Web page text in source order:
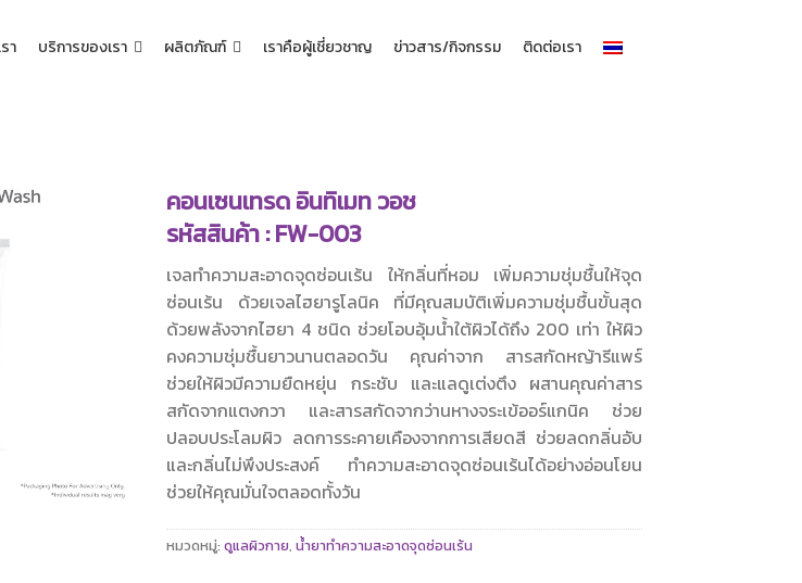
า บริการของเรา ผลิตภัณฑ์ เราคือผู้เชี่ยวชาญ ข่าวสาร/กิจกรรม ติดต่อเรา
คอนเซนเทรด อินทิเมท วอช
รหัสสินค้า : FW-003
เจลทำความสะอาดจุดซ่อนเร้น ให้กลิ่นที่หอม เพิ่มความชุ่มชื้นให้จุด
ซ่อนเร้น ด้วยเจลไฮยารูโลนิค ที่มีคุณสมบัติเพิ่มความชุ่มชื้นขั้นสุด
ด้วยพลังจากไฮยา 4 ชนิด ช่วยโอบอุ้มน้ำใต้ผิวได้ถึง 200 เท่า ให้ผิว
คงความชุ่มชื้นยาวนานตลอดวัน คุณค่าจาก สารสกัดหญ้ารีแพร์
ช่วยให้ผิวมีความยืดหยุ่น กระชับ และแลดูเต่งตึง ผสานคุณค่าสาร
สกัดจากแตงกวา และสารสกัดจากว่านหางจระเข้ออร์แกนิค ช่วย
ปลอบประโลมผิว ลดการระคายเคืองจากการเสียดสี ช่วยลดกลิ่นอับ
และกลิ่นไม่พึงประสงค์ ทำความสะอาดจุดซ่อนเร้นได้อย่างอ่อนโยน
ช่วยให้คุณมั่นใจตลอดทั้งวัน
หมวดหมู่:ดูแลผิวกาย,น้ำยาทำความสะอาดจุดซ่อนเร้น